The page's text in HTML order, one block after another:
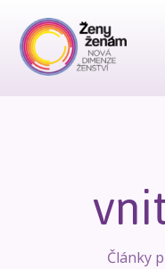
Články